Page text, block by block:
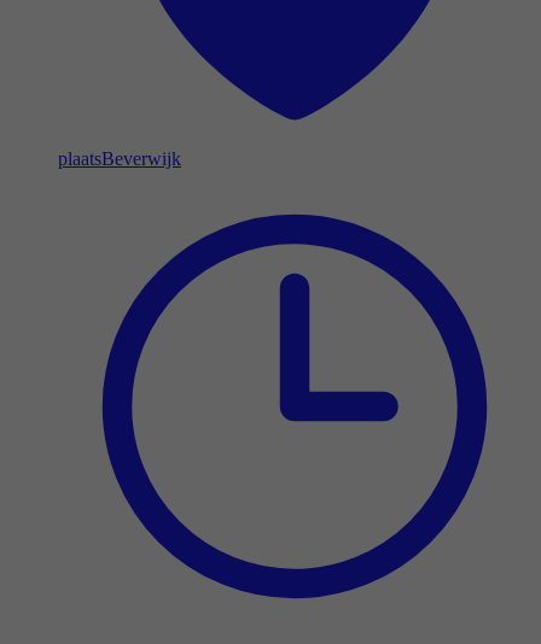
plaatsBeverwijk